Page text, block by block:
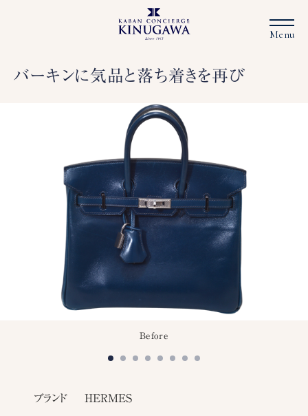
バーキンに気品と落ち着きを再び
Before
ブランド HERMES